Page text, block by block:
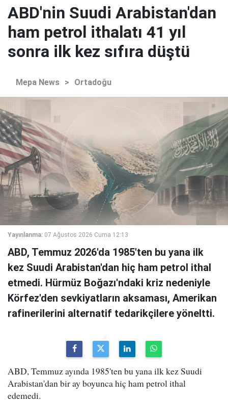
ABD'nin Suudi Arabistan'dan
ham petrol ithalatı 41 yıl
sonra ilk kez sıfıra düştü
Mepa News > Ortadoğu
Yayınlanma: 07 Ağustos 2026 Cuma 12:13
ABD, Temmuz 2026'da 1985'ten bu yana ilk
kez Suudi Arabistan'dan hiç ham petrol ithal
etmedi. Hürmüz Boğazı'ndaki kriz nedeniyle
Körfez'den sevkiyatların aksaması, Amerikan
rafinerilerini alternatif tedarikçilere yöneltti.
ABD, Temmuz ayında 1985'ten bu yana ilk kez Suudi
Arabistan'dan bir ay boyunca hiç ham petrol ithal
edemedi.